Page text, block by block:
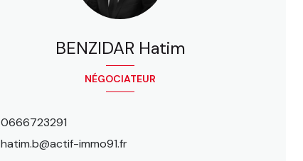
NÉGOCIATEUR
BENZIDAR Hatim
0666723291
hatim.b@actif-immo91.fr